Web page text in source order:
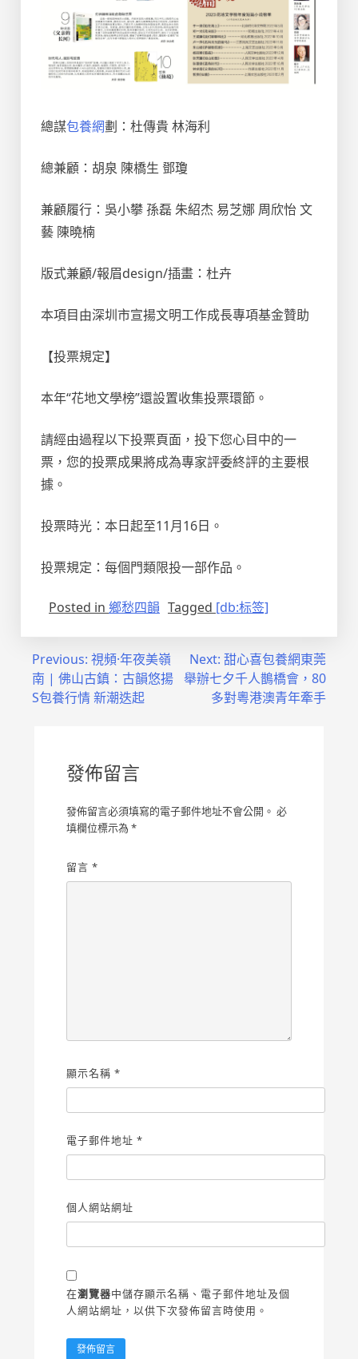
總謀包養網劃：杜傳貴 林海利
總兼顧：胡泉 陳橋生 鄧瓊
兼顧履行：吳小攀 孫磊 朱紹杰 易芝娜 周欣怡 文
藝 陳曉楠
版式兼顧/報眉design/插畫：杜卉
本項目由深圳市宣揚文明工作成長專項基金贊助
【投票規定】
本年“花地文學榜”還設置收集投票環節。
請經由過程以下投票頁面，投下您心目中的一
票，您的投票成果將成為專家評委終評的主要根
據。
投票時光：本日起至11月16日。
投票規定：每個門類限投一部作品。
Posted in 鄉愁四韻 Tagged [db:标签]
Previous: 視頻·年夜美嶺
南 | 佛山古鎮：古韻悠揚
S包養行情 新潮迭起
Next: 甜心喜包養網東莞
舉辦七夕千人鵲橋會，80
多對粵港澳青年牽手
發佈留言
發佈留言必須填寫的電子郵件地址不會公開。 必
填欄位標示為 *
留言 *
顯示名稱 *
電子郵件地址 *
個人網站網址
在瀏覽器中儲存顯示名稱、電子郵件地址及個
人網站網址，以供下次發佈留言時使用。